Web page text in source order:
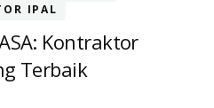
IPAL
Kontraktor
Terbaik